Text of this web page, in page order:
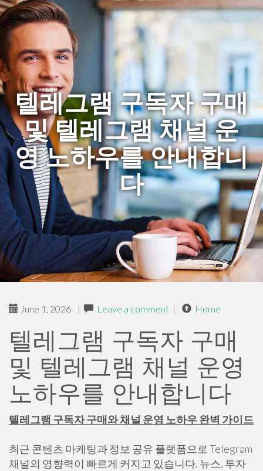
텔레그램 구독자 구매
및 텔레그램 채널 운
영 노하우를 안내합니
다
June 1, 2026 | Leave a comment | Home
텔레그램 구독자 구매
및 텔레그램 채널 운영
노하우를 안내합니다
텔레그램 구독자 구매와 채널 운영 노하우 완벽 가이드
최근 콘텐츠 마케팅과 정보 공유 플랫폼으로 Telegram
채널의 영향력이 빠르게 커지고 있습니다. 뉴스, 투자